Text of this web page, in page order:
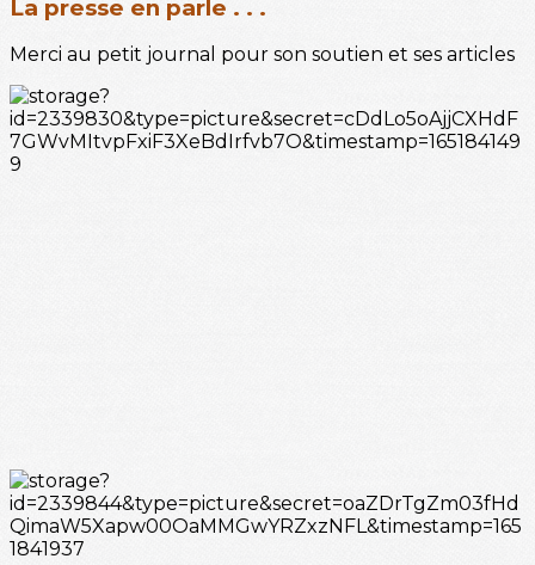
La presse en parle . . .
Merci au petit journal pour son soutien et ses articles